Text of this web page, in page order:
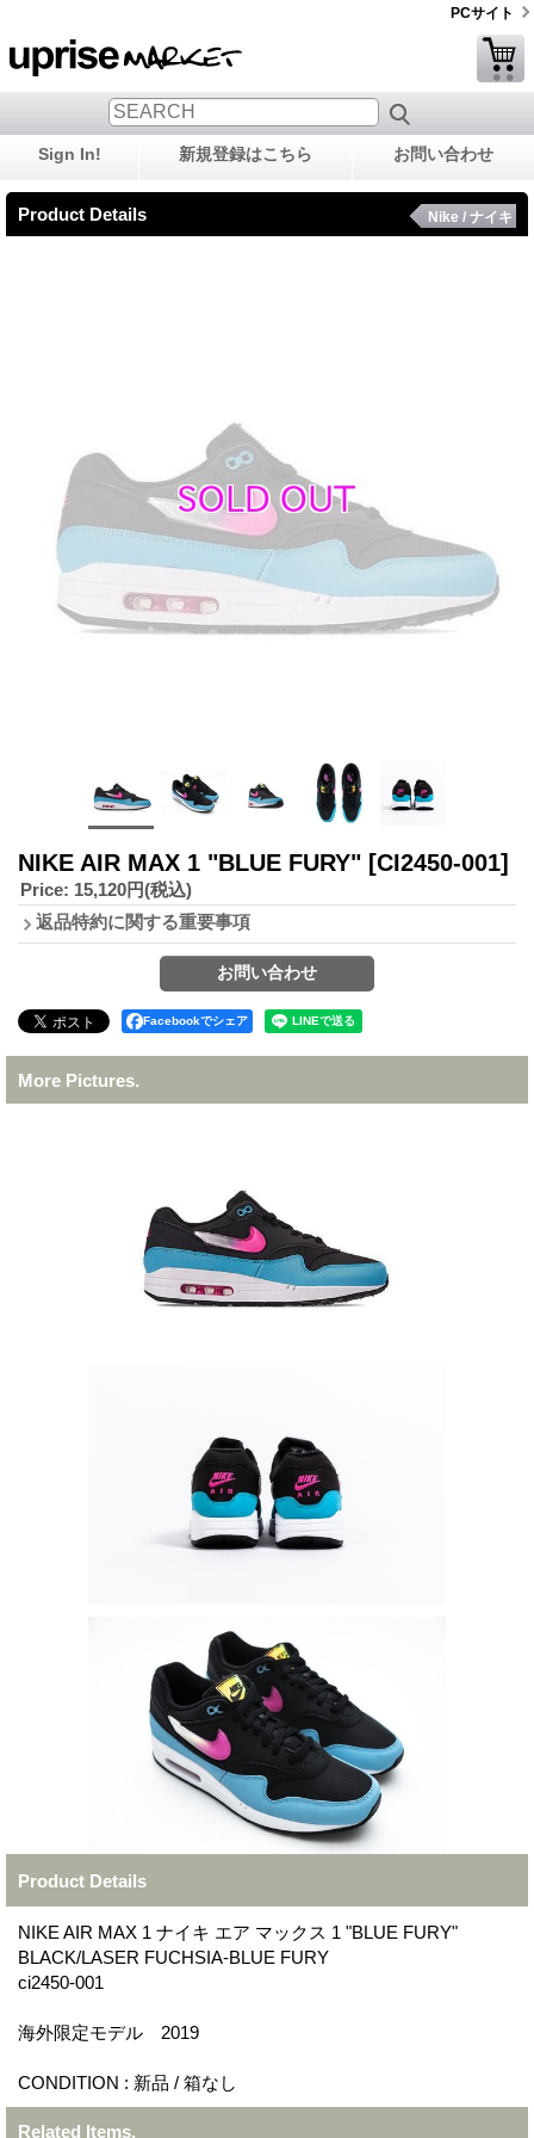
PCサイト
Sign In! 新規登録はこちら お問い合わせ
Product Details Nike / ナイキ
NIKE AIR MAX 1 "BLUE FURY" [CI2450-001]
Price: 15,120円(税込)
返品特約に関する重要事項
Facebookでシェア
More Pictures.
Product Details
NIKE AIR MAX 1 ナイキ エア マックス 1 "BLUE FURY"
BLACK/LASER FUCHSIA-BLUE FURY
ci2450-001
海外限定モデル 2019
CONDITION : 新品 / 箱なし
Related Items.